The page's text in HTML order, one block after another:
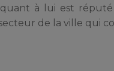
à lui est
de la ville qui